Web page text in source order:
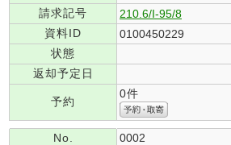
請求記号
210.6/I-95/8
資料ID
0100450229
状態
返却予定日
予約
0件
No.
0002